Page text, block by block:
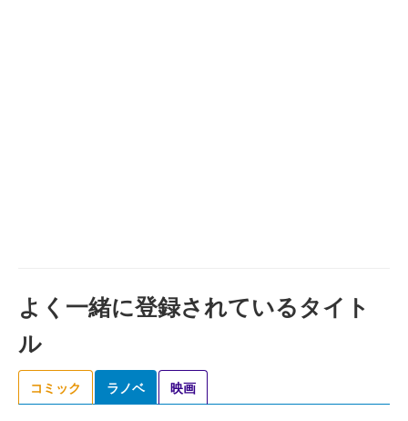
よく一緒に登録されているタイト
ル
コミック ラノベ 映画